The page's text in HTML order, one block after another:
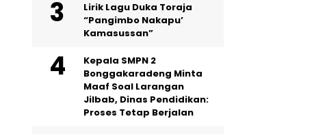
Lirik Lagu Duka Toraja
“Pangimbo Nakapu’
Kamasussan”
Kepala SMPN 2
Bonggakaradeng Minta
Maaf Soal Larangan
Jilbab, Dinas Pendidikan:
Proses Tetap Berjalan